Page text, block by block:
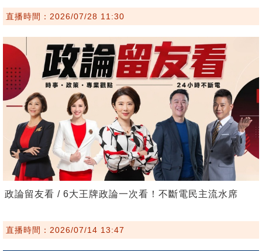
直播時間：2026/07/28 11:30
政論留友看 / 6大王牌政論一次看！不斷電民主流水席
直播時間：2026/07/14 13:47